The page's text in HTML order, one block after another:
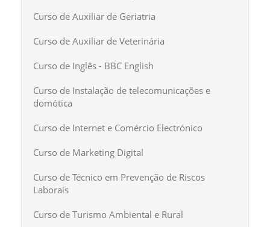
Curso de Auxiliar de Geriatria
Curso de Auxiliar de Veterinária
Curso de Inglês - BBC English
Curso de Instalação de telecomunicações e
domótica
Curso de Internet e Comércio Electrónico
Curso de Marketing Digital
Curso de Técnico em Prevenção de Riscos
Laborais
Curso de Turismo Ambiental e Rural